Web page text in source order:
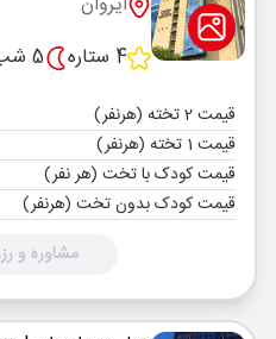
4 ستاره
5 شب
قیمت 2 تخته (هرنفر)
قیمت 1 تخته (هرنفر)
قیمت کودک با تخت (هر نفر)
قیمت کودک بدون تخت (هرنفر)
مشاوره و